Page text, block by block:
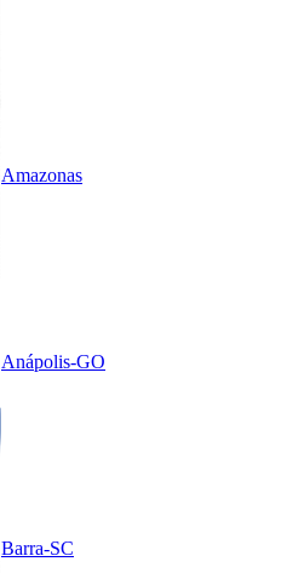
Amazonas
Anápolis-GO
Barra-SC